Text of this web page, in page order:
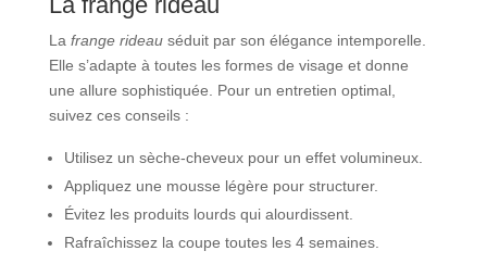
La frange rideauséduit par son élégance intemporelle.
Elle s’adapte à toutes les formes de visage et donne
une allure sophistiquée. Pour un entretien optimal,
suivez ces conseils :
Utilisez un sèche-cheveux pour un effet volumineux.
Appliquez une mousse légère pour structurer.
Évitez les produits lourds qui alourdissent.
Rafraîchissez la coupe toutes les 4 semaines.